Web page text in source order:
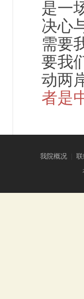
是一
决心
需要
要我
动两
者是
我院概况